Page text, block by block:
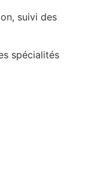
suivi des
spécialités